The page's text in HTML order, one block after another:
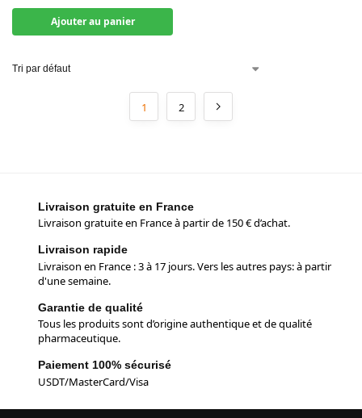
Ajouter au panier
1 2
Livraison gratuite en France
Livraison gratuite en France à partir de 150 € d’achat.
Livraison rapide
Livraison en France : 3 à 17 jours. Vers les autres pays: à partir
d'une semaine.
Garantie de qualité
Tous les produits sont d’origine authentique et de qualité
pharmaceutique.
Paiement 100% sécurisé
USDT/MasterCard/Visa